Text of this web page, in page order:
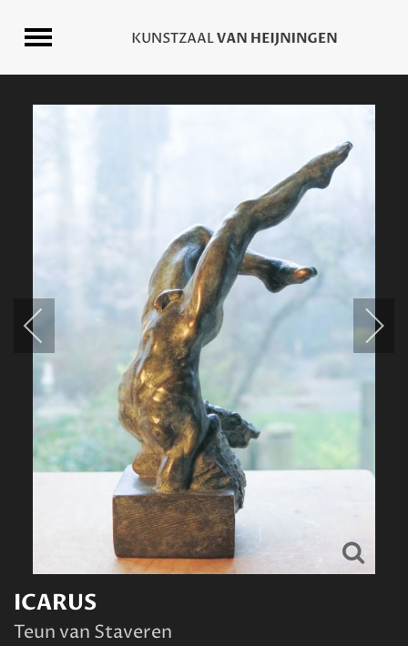
ICARUS
Teun van Staveren